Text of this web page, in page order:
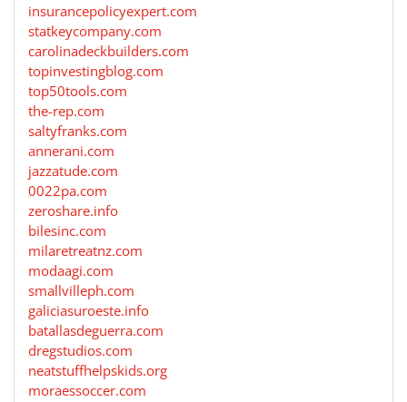
insurancepolicyexpert.com
statkeycompany.com
carolinadeckbuilders.com
topinvestingblog.com
top50tools.com
the-rep.com
saltyfranks.com
annerani.com
jazzatude.com
0022pa.com
zeroshare.info
bilesinc.com
milaretreatnz.com
modaagi.com
smallvilleph.com
galiciasuroeste.info
batallasdeguerra.com
dregstudios.com
neatstuffhelpskids.org
moraessoccer.com